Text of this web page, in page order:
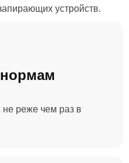
устройств.
не реже чем раз в